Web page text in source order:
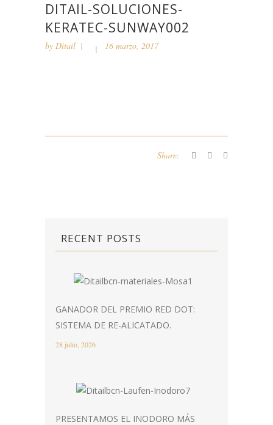
DITAIL-SOLUCIONES-
KERATEC-SUNWAY002
by Ditail 16 marzo, 2017
Share:
RECENT POSTS
GANADOR DEL PREMIO RED DOT:
SISTEMA DE RE-ALICATADO.
28 julio, 2026
PRESENTAMOS EL INODORO MÁS